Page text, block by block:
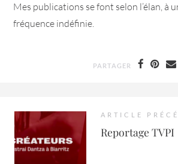
Mes publications se font selon l’élan, à
fréquence indéfinie.
PARTAGER
ARTICLE
Reportage TVPI